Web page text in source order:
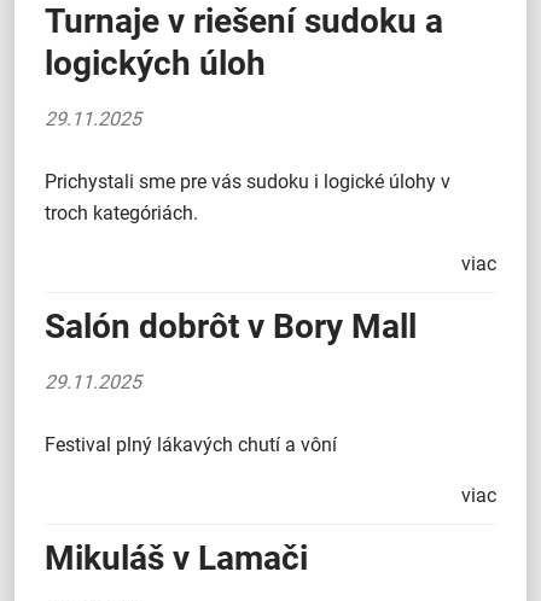
Turnaje v riešení sudoku a
logických úloh
29.11.2025
Prichystali sme pre vás sudoku i logické úlohy v
troch kategóriách.
viac
Salón dobrôt v Bory Mall
29.11.2025
Festival plný lákavých chutí a vôní
viac
Mikuláš v Lamači